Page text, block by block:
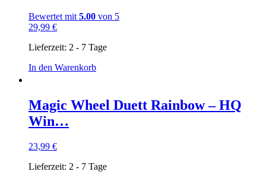
Bewertet mit 5.00 von 5
29,99 €
Lieferzeit: 2 - 7 Tage
In den Warenkorb
Magic Wheel Duett Rainbow – HQ
Win…
23,99 €
Lieferzeit: 2 - 7 Tage